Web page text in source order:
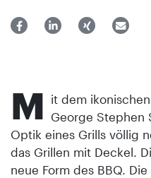
M it dem
George Stephen
Optik eines Grills völlig
das Grillen mit Deckel.
neue Form des BBQ.